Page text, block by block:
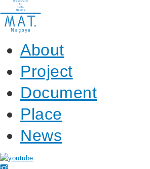
About
Project
Document
Place
News